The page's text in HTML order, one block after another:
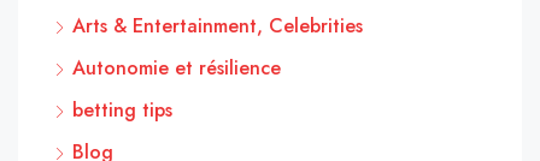
Arts & Entertainment, Celebrities
Autonomie et résilience
betting tips
Blog